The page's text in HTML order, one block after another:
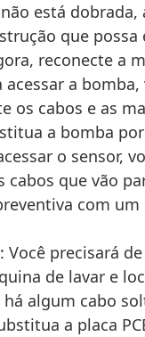
está
que
reconecte a
a
cabos e as
a bomba
o sensor,
que vão
com
precisará
de lavar e
algum cabo
a placa